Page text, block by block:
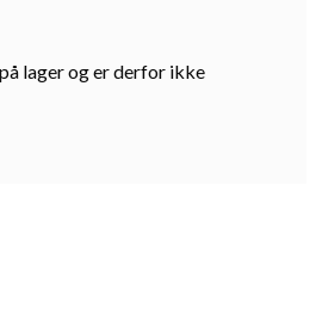
lager og er derfor ikke